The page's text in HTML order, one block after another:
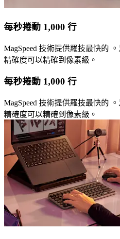
每秒捲動 1,000 行
MagSpeed 技術提供羅技最快的
精確度可以精確到像素級。
每秒捲動 1,000 行
MagSpeed 技術提供羅技最快的
精確度可以精確到像素級。